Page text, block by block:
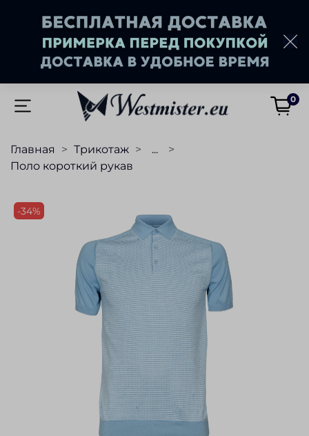
0
Главная Трикотаж
...
Поло короткий рукав
-34%